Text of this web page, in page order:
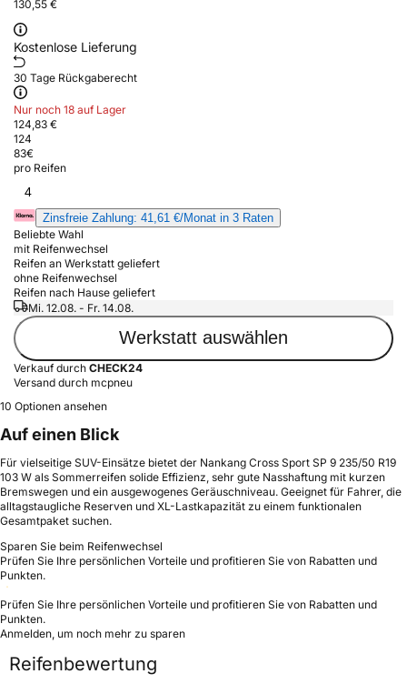
130,55 €
Kostenlose Lieferung
30 Tage Rückgaberecht
Nur noch 18 auf Lager
124,83 €
124
83€
pro Reifen
4
Zinsfreie Zahlung: 41,61 €/Monat in 3 Raten
Beliebte Wahl
mit Reifenwechsel
Reifen an Werkstatt geliefert
ohne Reifenwechsel
Reifen nach Hause geliefert
Mi. 12.08. - Fr. 14.08.
Werkstatt auswählen
Verkauf durch CHECK24
Versand durch mcpneu
10 Optionen ansehen
Auf einen Blick
Für vielseitige SUV-Einsätze bietet der Nankang Cross Sport SP 9 235/50 R19
103 W als Sommerreifen solide Effizienz, sehr gute Nasshaftung mit kurzen
Bremswegen und ein ausgewogenes Geräuschniveau. Geeignet für Fahrer, die
alltagstaugliche Reserven und XL-Lastkapazität zu einem funktionalen
Gesamtpaket suchen.
Sparen Sie beim Reifenwechsel
Prüfen Sie Ihre persönlichen Vorteile und profitieren Sie von Rabatten und
Punkten.
Prüfen Sie Ihre persönlichen Vorteile und profitieren Sie von Rabatten und
Punkten.
Anmelden, um noch mehr zu sparen
Reifenbewertung